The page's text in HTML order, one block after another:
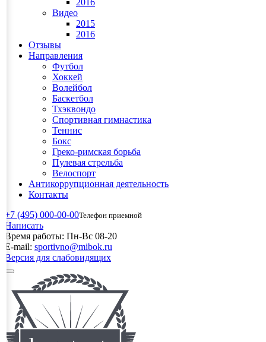
2016
Видео
2015
2016
Отзывы
Направления
Футбол
Хоккей
Волейбол
Баскетбол
Тхэквондо
Спортивная гимнастика
Теннис
Бокс
Греко-римская борьба
Пулевая стрельба
Велоспорт
Антикоррупционная деятельность
Контакты
+7 (495) 000-00-00Телефон приемной
Написать
Время работы: Пн-Вс 08-20
E-mail: sportivno@mibok.ru
Версия для слабовидящих